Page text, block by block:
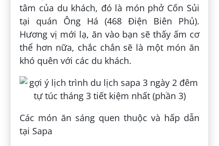
tâm của du khách, đó là món phở Cốn Sủi
tại quán Ông Há (468 Điện Biên Phủ).
Hương vị mới lạ, ăn vào bạn sẽ thấy ấm cơ
thể hơn nữa, chắc chắn sẽ là một món ăn
khó quên với các du khách.
Các món ăn sáng quen thuộc và hấp dẫn
tại Sapa